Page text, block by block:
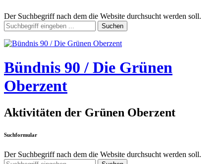
Der Suchbegriff nach dem die Website durchsucht werden soll.
Suchen
Bündnis 90 / Die Grünen
Oberzent
Aktivitäten der Grünen Oberzent
Suchformular
Der Suchbegriff nach dem die Website durchsucht werden soll.